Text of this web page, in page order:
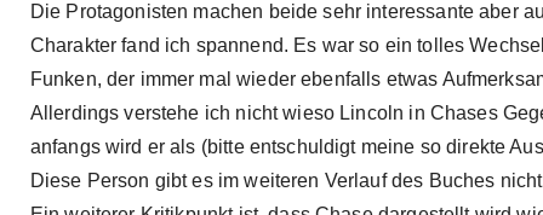
Die Protagonisten machen beide sehr interessante aber
Charakter fand ich spannend. Es war so ein tolles
Funken, der immer mal wieder ebenfalls etwas
Allerdings verstehe ich nicht wieso Lincoln in Chases
anfangs wird er als (bitte entschuldigt meine so direkte
Diese Person gibt es im weiteren Verlauf des Buches